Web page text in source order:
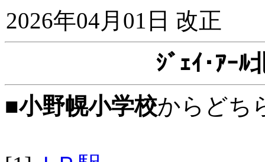
2026年04月01日 改正
ｼﾞｪｲ･ｱｰﾙ
■小野幌小学校からどち